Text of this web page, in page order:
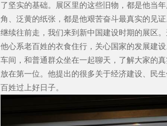
了坚实的基础。展区里的这些旧物，都是他当
角、泛黄的纸张，都是他艰苦奋斗最真实的见证
继续往前走，我们来到新中国建设时期的展区
他心系老百姓的衣食住行，关心国家的发展建
车间，和普通群众坐在一起聊天，了解大家的
放在第一位。他提出的很多关于经济建设、民
百姓过上好日子。